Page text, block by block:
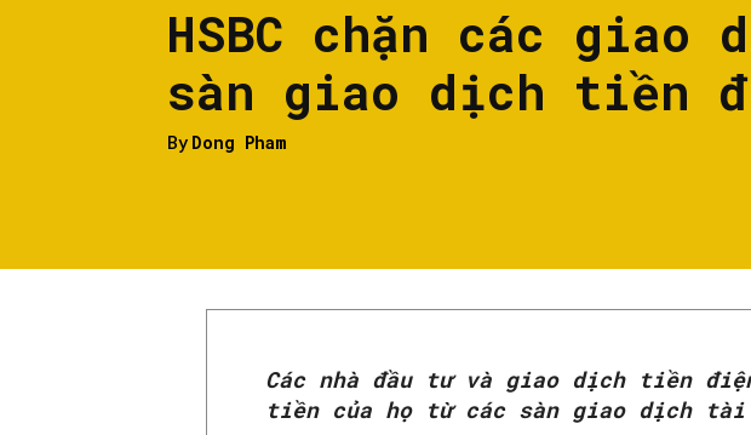
HSBC chặn các giao
sàn giao dịch tiền
By Dong Pham
Các nhà đầu tư và giao dịch tiền
tiền của họ từ các sàn giao dịch tài